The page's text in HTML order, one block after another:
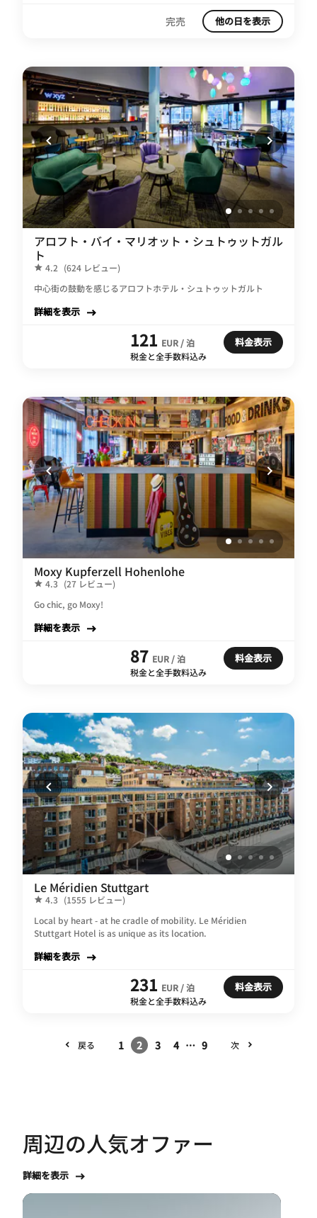
完売 他の日を表示
アロフト・バイ・マリオット・シュトゥットガル
ト
4.2 (624 レビュー)
中心街の鼓動を感じるアロフトホテル・シュトゥットガルト
詳細を表示
121 EUR / 泊
税金と全手数料込み
料金表示
Moxy Kupferzell Hohenlohe
4.3 (27 レビュー)
Go chic, go Moxy!
詳細を表示
87 EUR / 泊
税金と全手数料込み
料金表示
Le Méridien Stuttgart
4.3 (1555 レビュー)
Local by heart - at he cradle of mobility. Le Méridien
Stuttgart Hotel is as unique as its location.
詳細を表示
231 EUR / 泊
税金と全手数料込み
料金表示
戻る 1 2 3 4 … 9 次
周辺の人気オファー
詳細を表示